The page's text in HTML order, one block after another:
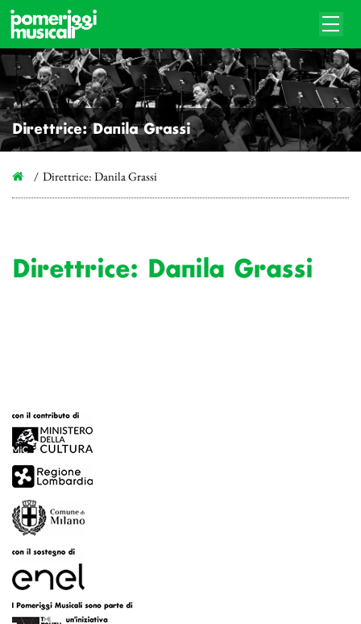
Direttrice: Danila Grassi
Direttrice: Danila Grassi
Direttrice: Danila Grassi